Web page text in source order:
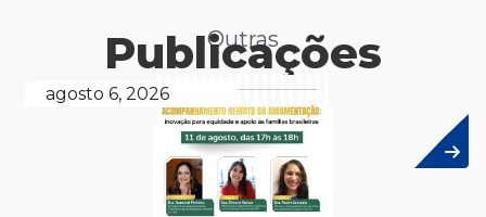
Outras
Publicações
agosto 6, 2026